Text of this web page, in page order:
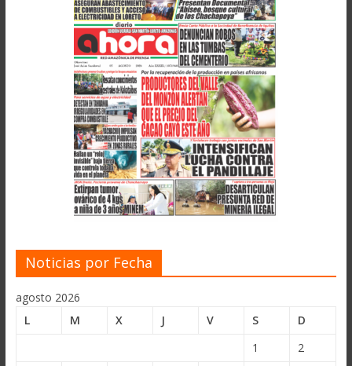
Noticias por Fecha
agosto 2026
L
M X J V S
D
1
2